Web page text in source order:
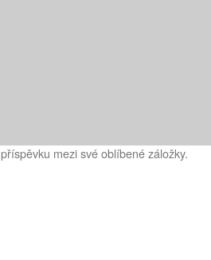
příspěvku mezi své oblíbené záložky.